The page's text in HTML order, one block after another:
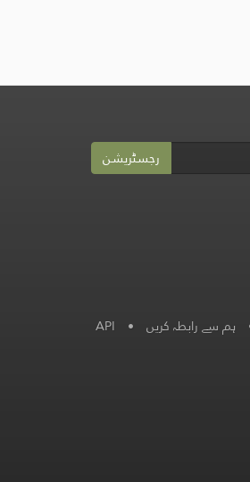
رجسٹریشن
ہم سے رابطہ کریں •
API